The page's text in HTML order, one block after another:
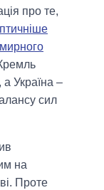
про те,
а Україна –
сил
на
Проте